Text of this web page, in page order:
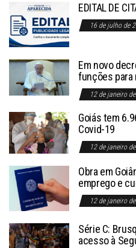
EDITAL DE
16 de julho de
Em novo
funções para
12 de janeiro
Goiás tem
Covid-19
12 de janeiro
Obra em
emprego e
12 de janeiro
Série C:
acesso à